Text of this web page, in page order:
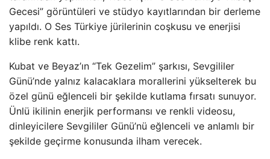
Gecesi” görüntüleri ve stüdyo kayıtlarından bir derleme
yapıldı. O Ses Türkiye jürilerinin coşkusu ve enerjisi
klibe renk kattı.
Kubat ve Beyaz’ın “Tek Gezelim” şarkısı, Sevgililer
Günü’nde yalnız kalacaklara morallerini yükselterek bu
özel günü eğlenceli bir şekilde kutlama fırsatı sunuyor.
Ünlü ikilinin enerjik performansı ve renkli videosu,
dinleyicilere Sevgililer Günü’nü eğlenceli ve anlamlı bir
şekilde geçirme konusunda ilham verecek.